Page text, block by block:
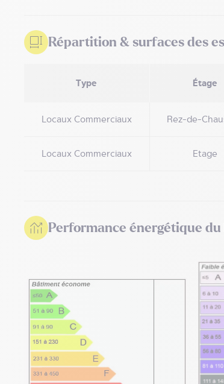
Répartition & surfaces des
Type Étage
Locaux Commerciaux Rez-de-
Locaux Commerciaux Etage
Performance énergétique du